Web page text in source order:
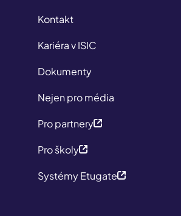
Kontakt
Kariéra v ISIC
Dokumenty
Nejen pro média
Pro partnery
Pro školy
Systémy Etugate